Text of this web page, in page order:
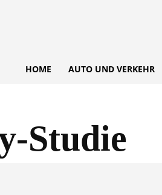
HOME AUTO UND VERKEHR
Studie